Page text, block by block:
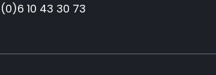
10 43 30 73